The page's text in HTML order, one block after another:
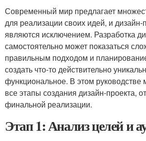
Современный мир предлагает
для реализации своих идей, и дизайн-
являются исключением. Разработка
самостоятельно может показаться
правильным подходом и
создать что-то действительно
функциональное. В этом
все этапы создания дизайн-проекта,
финальной реализации.
Этап 1: Анализ целей и